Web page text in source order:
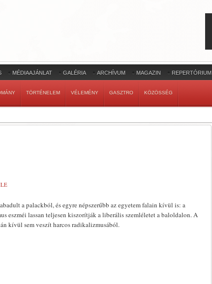
MÉDIAAJÁNLAT GALÉRIA ARCHÍVUM MAGAZIN REPERTÓRIUM
TÖRTÉNELEM VÉLEMÉNY GASZTRO KÖZÖSSÉG
a palackból, és egyre népszerűbb az egyetem falain kívül is: a
eszméi lassan teljesen kiszorítják a liberális szemléletet a baloldalon. A
kívül sem veszít harcos radikalizmusából.